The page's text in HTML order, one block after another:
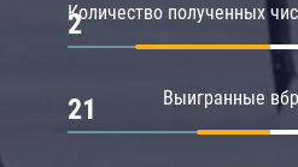
Количество полученных
2
Выигранные
21